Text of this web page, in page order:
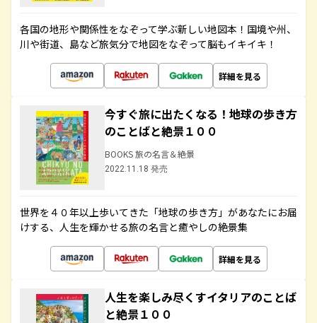
各国の地形や関係性をなぞって学ぶ新しい地図本！国境や州、
川や街道、島など旅気分で地図をなぞって脳もイキイキ！
詳細を見る
今すぐ旅に出たくなる！地球の歩き方
のことばと絶景１００
BOOKS 旅の名言＆絶景
2022.11.18 発売
世界を４０年以上歩いてきた「地球の歩き方」があなたにお届
けする、人生を輝かせる旅の名言と癒やしの絶景集
詳細を見る
人生を楽しみ尽くすイタリアのことば
と絶景１００